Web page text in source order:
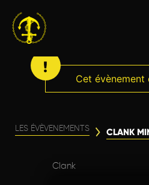
Cet évènement
LES ÉVÈVENEMENTS CLANK
Clank